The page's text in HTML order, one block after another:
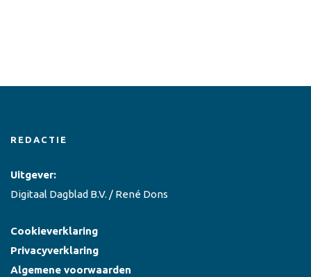
REDACTIE
Uitgever:
Digitaal Dagblad B.V. / René Dons
Cookieverklaring
Privacyverklaring
Algemene voorwaarden